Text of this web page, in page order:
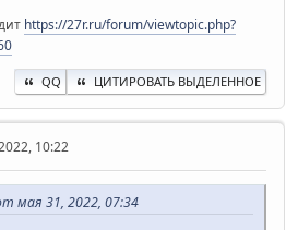
https://27r.ru/forum/viewtopic.php?
QQ ЦИТИРОВАТЬ ВЫДЕЛЕННОЕ
10:22
мая 31, 2022, 07:34